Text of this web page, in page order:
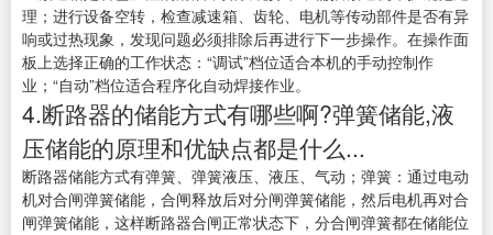
理；进行设备空转，检查减速箱、齿轮、电机等传动部件是否有异
响或过热现象，发现问题必须排除后再进行下一步操作。在操作面
板上选择正确的工作状态：“调试”档位适合本机的手动控制作
业；“自动”档位适合程序化自动焊接作业。
4.断路器的储能方式有哪些啊?弹簧储能,液
压储能的原理和优缺点都是什么...
断路器储能方式有弹簧、弹簧液压、液压、气动；弹簧：通过电动
机对合闸弹簧储能，合闸释放后对分闸弹簧储能，然后电机再对合
闸弹簧储能，这样断路器合闸正常状态下，分合闸弹簧都在储能位